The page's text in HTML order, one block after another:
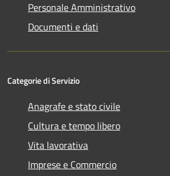
Personale Amministrativo
Documenti e dati
Categorie di Servizio
Anagrafe e stato civile
Cultura e tempo libero
Vita lavorativa
Imprese e Commercio